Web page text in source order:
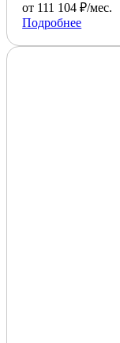
от 111 104 ₽/мес.
Подробнее